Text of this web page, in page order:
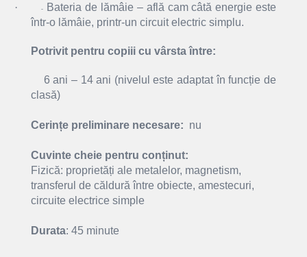
· -
Bateria de lămâie – află cam câtă energie este
într-o lămâie, printr-un circuit electric simplu.
Potrivit pentru copiii cu vârsta între:
6 ani – 14 ani (nivelul este adaptat în funcție de
clasă)
Cerințe preliminare necesare: nu
Cuvinte cheie pentru conținut:
Fizică: proprietăți ale metalelor, magnetism,
transferul de căldură între obiecte, amestecuri,
circuite electrice simple
Durata: 45 minute